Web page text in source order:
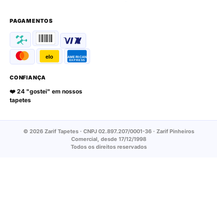
PAGAMENTOS
elo AMERICAN
EXPRESS
CONFIANÇA
❤️ 24 "gostei" em nossos
tapetes
© 2026 Zarif Tapetes · CNPJ 02.897.207/0001-36 · Zarif Pinheiros
Comercial, desde 17/12/1998
Todos os direitos reservados